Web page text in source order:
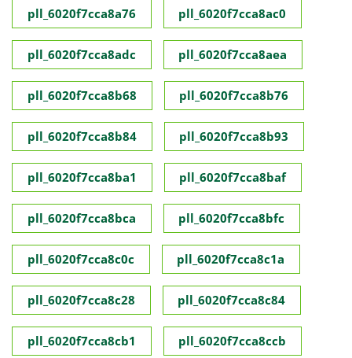
pll_6020f7cca8a76 pll_6020f7cca8ac0
pll_6020f7cca8adc pll_6020f7cca8aea
pll_6020f7cca8b68 pll_6020f7cca8b76
pll_6020f7cca8b84 pll_6020f7cca8b93
pll_6020f7cca8ba1 pll_6020f7cca8baf
pll_6020f7cca8bca pll_6020f7cca8bfc
pll_6020f7cca8c0c pll_6020f7cca8c1a
pll_6020f7cca8c28 pll_6020f7cca8c84
pll_6020f7cca8cb1 pll_6020f7cca8ccb